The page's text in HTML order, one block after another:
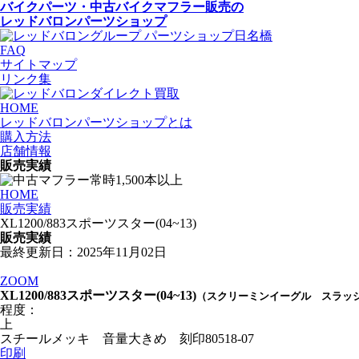
バイクパーツ・中古バイクマフラー販売の
レッドバロンパーツショップ
FAQ
サイトマップ
リンク集
HOME
レッドバロンパーツショップとは
購入方法
店舗情報
販売実績
HOME
販売実績
XL1200/883スポーツスター(04~13)
販売実績
最終更新日：2025年11月02日
ZOOM
XL1200/883スポーツスター(04~13) （スクリーミンイーグル スラッ
程度：
上
スチールメッキ 音量大きめ 刻印80518-07
印刷